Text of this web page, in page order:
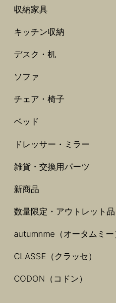
収納家具
キッチン収納
デスク・机
ソファ
チェア・椅子
ベッド
ドレッサー・ミラー
雑貨・交換用パーツ
新商品
数量限定・アウトレット品
autumnme（オータムミー
CLASSE（クラッセ）
CODON（コドン）